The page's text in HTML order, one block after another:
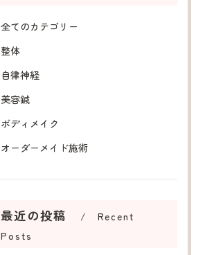
全てのカテゴリー
整体
自律神経
美容鍼
ボディメイク
オーダーメイド施術
最近の投稿
Recent
Posts